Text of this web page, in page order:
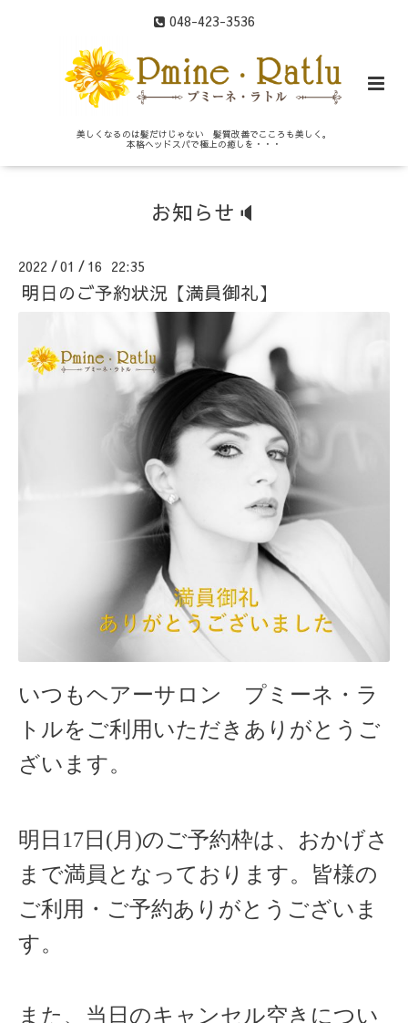
048-423-3536
美しくなるのは髪だけじゃない 髪質改善でこころも美しく。
本格ヘッドスパで極上の癒しを・・・
お知らせ🔈
2022 /01 / 16 22:35
明日のご予約状況【満員御礼】
いつもヘアーサロン プミーネ・ラ
トルをご利用いただきありがとうご
ざいます。
明日17日(月)のご予約枠は、おかげさ
まで満員となっております。 皆様の
ご利用・ご予約ありがとうございま
す。
また、当日のキャンセル空きについ